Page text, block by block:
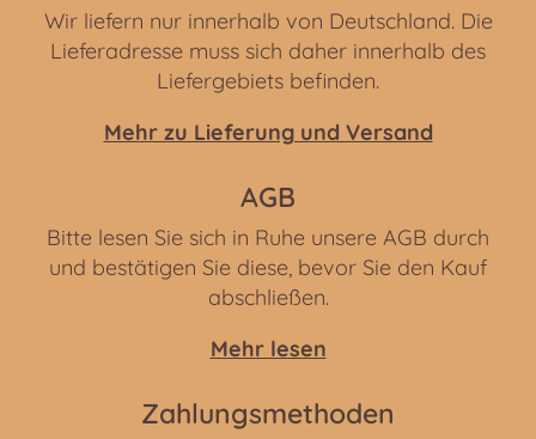
Wir liefern nur innerhalb von Deutschland. Die
Lieferadresse muss sich daher innerhalb des
Liefergebiets befinden.
Mehr zu Lieferung und Versand
AGB
Bitte lesen Sie sich in Ruhe unsere AGB durch
und bestätigen Sie diese, bevor Sie den Kauf
abschließen.
Mehr lesen
Zahlungsmethoden